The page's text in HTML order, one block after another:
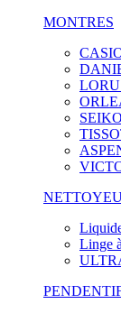
MONTRES
SEIKO
Linge